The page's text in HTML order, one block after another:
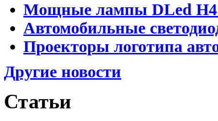
Мощные лампы DLed H4
Автомобильные
Проекторы логотипа
Другие новости
Статьи